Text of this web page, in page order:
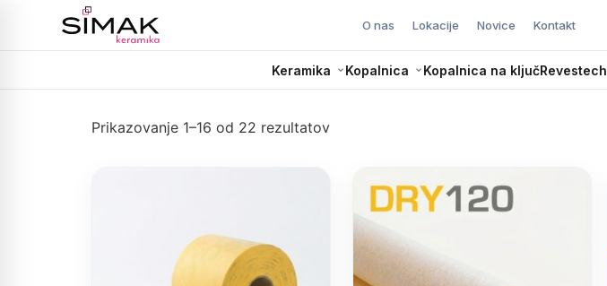
O nas Lokacije Novice Kontakt
Keramika Kopalnica Kopalnica na ključRevestech
Prikazovanje 1–16 od 22 rezultatov